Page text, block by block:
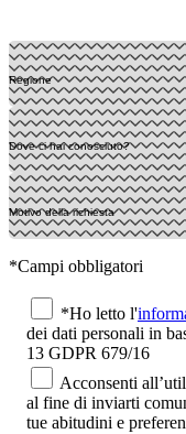
*Campi obbligatori
*Ho letto l'
dei dati personali in
13 GDPR 679/16
Acconsenti
al fine di inviarti
tue abitudini e